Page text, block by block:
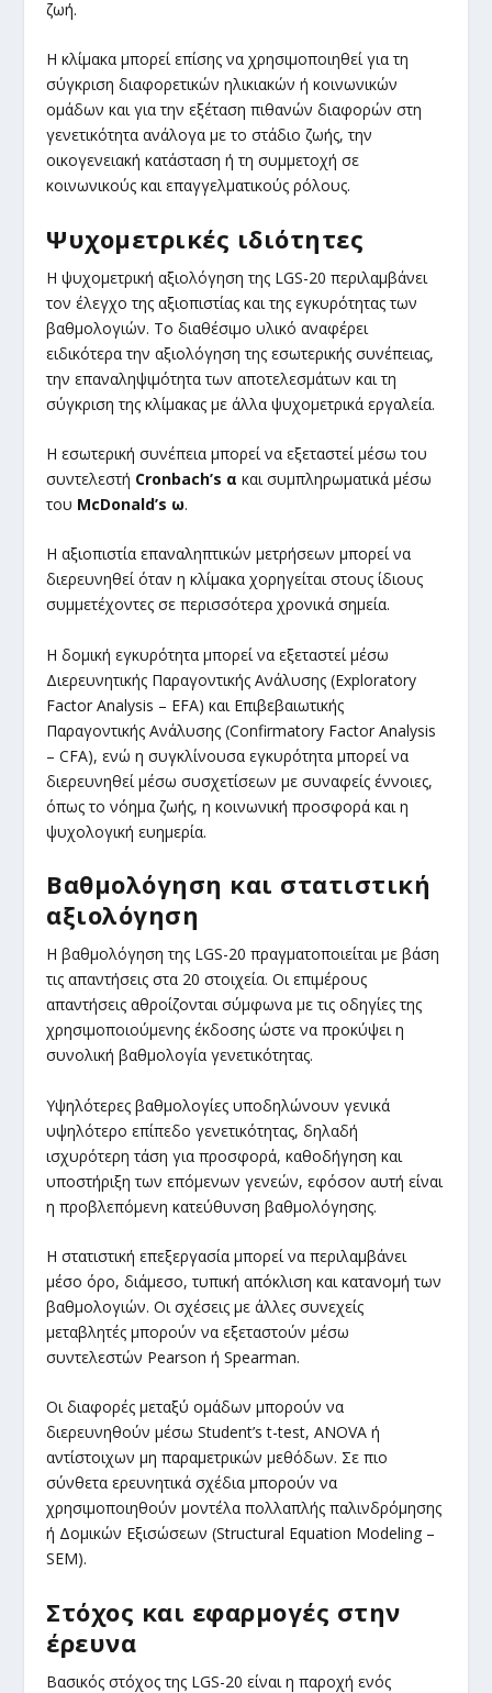
ζωή.
Η κλίμακα μπορεί επίσης να χρησιμοποιηθεί για τη
σύγκριση διαφορετικών ηλικιακών ή κοινωνικών
ομάδων και για την εξέταση πιθανών διαφορών στη
γενετικότητα ανάλογα με το στάδιο ζωής, την
οικογενειακή κατάσταση ή τη συμμετοχή σε
κοινωνικούς και επαγγελματικούς ρόλους.
Ψυχομετρικές ιδιότητες
Η ψυχομετρική αξιολόγηση της LGS-20 περιλαμβάνει
τον έλεγχο της αξιοπιστίας και της εγκυρότητας των
βαθμολογιών. Το διαθέσιμο υλικό αναφέρει
ειδικότερα την αξιολόγηση της εσωτερικής συνέπειας,
την επαναληψιμότητα των αποτελεσμάτων και τη
σύγκριση της κλίμακας με άλλα ψυχομετρικά εργαλεία.
Η εσωτερική συνέπεια μπορεί να εξεταστεί μέσω του
συντελεστή Cronbach’s α και συμπληρωματικά μέσω
του McDonald’s ω.
Η αξιοπιστία επαναληπτικών μετρήσεων μπορεί να
διερευνηθεί όταν η κλίμακα χορηγείται στους ίδιους
συμμετέχοντες σε περισσότερα χρονικά σημεία.
Η δομική εγκυρότητα μπορεί να εξεταστεί μέσω
Διερευνητικής Παραγοντικής Ανάλυσης (Exploratory
Factor Analysis – EFA) και Επιβεβαιωτικής
Παραγοντικής Ανάλυσης (Confirmatory Factor Analysis
– CFA), ενώ η συγκλίνουσα εγκυρότητα μπορεί να
διερευνηθεί μέσω συσχετίσεων με συναφείς έννοιες,
όπως το νόημα ζωής, η κοινωνική προσφορά και η
ψυχολογική ευημερία.
Βαθμολόγηση και στατιστική
αξιολόγηση
Η βαθμολόγηση της LGS-20 πραγματοποιείται με βάση
τις απαντήσεις στα 20 στοιχεία. Οι επιμέρους
απαντήσεις αθροίζονται σύμφωνα με τις οδηγίες της
χρησιμοποιούμενης έκδοσης ώστε να προκύψει η
συνολική βαθμολογία γενετικότητας.
Υψηλότερες βαθμολογίες υποδηλώνουν γενικά
υψηλότερο επίπεδο γενετικότητας, δηλαδή
ισχυρότερη τάση για προσφορά, καθοδήγηση και
υποστήριξη των επόμενων γενεών, εφόσον αυτή είναι
η προβλεπόμενη κατεύθυνση βαθμολόγησης.
Η στατιστική επεξεργασία μπορεί να περιλαμβάνει
μέσο όρο, διάμεσο, τυπική απόκλιση και κατανομή των
βαθμολογιών. Οι σχέσεις με άλλες συνεχείς
μεταβλητές μπορούν να εξεταστούν μέσω
συντελεστών Pearson ή Spearman.
Οι διαφορές μεταξύ ομάδων μπορούν να
διερευνηθούν μέσω Student’s t-test, ANOVA ή
αντίστοιχων μη παραμετρικών μεθόδων. Σε πιο
σύνθετα ερευνητικά σχέδια μπορούν να
χρησιμοποιηθούν μοντέλα πολλαπλής παλινδρόμησης
ή Δομικών Εξισώσεων (Structural Equation Modeling –
SEM).
Στόχος και εφαρμογές στην
έρευνα
Βασικός στόχος της LGS-20 είναι η παροχή ενός